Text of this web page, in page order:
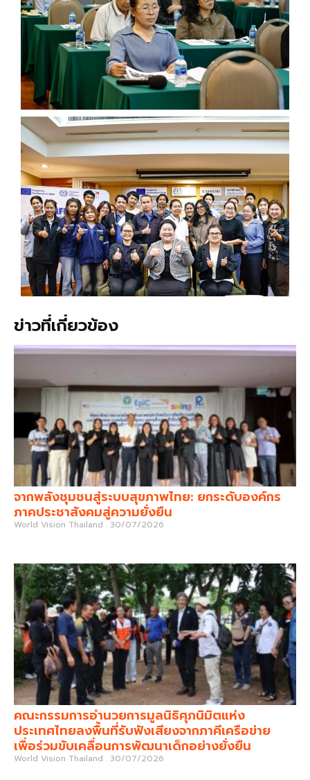
ข่าวที่เกี่ยวข้อง
จากพลังชุมชนสู่ระบบสุขภาพไทย: ยกระดับองค์กร
ภาคประชาสังคมสู่ความยั่งยืน
World Vision Thailand 30/07/2026
คณะกรรมการอำนวยการมูลนิธิศุภนิมิตแห่ง
ประเทศไทยลงพื้นที่รับฟังเสียงจากภาคีเครือข่าย
เพื่อร่วมขับเคลื่อนการพัฒนาเด็กอย่างยั่งยืน
World Vision Thailand 30/07/2026